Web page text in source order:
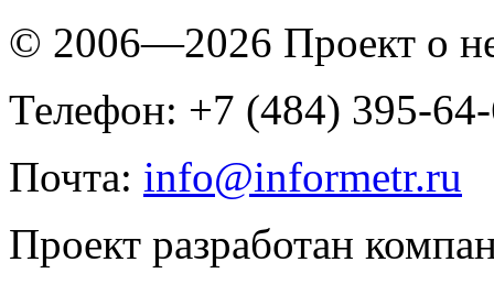
© 2006—2026 Проект о
Телефон: +7 (484) 395-
Почта: info@informetr.ru
Проект разработан